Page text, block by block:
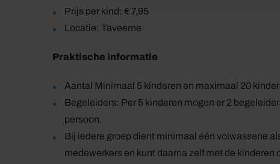
Prijs per kind: € 7,95
Locatie: Taveerne
Praktische informatie
Aantal Minimaal 5 kinderen en maximaal 20
Begeleiders: Per 5 kinderen mogen er 2
persoon.
Bij iedere groep dient minimaal één volwassene
medewerkers en kunt daarna zelf met de kinderen